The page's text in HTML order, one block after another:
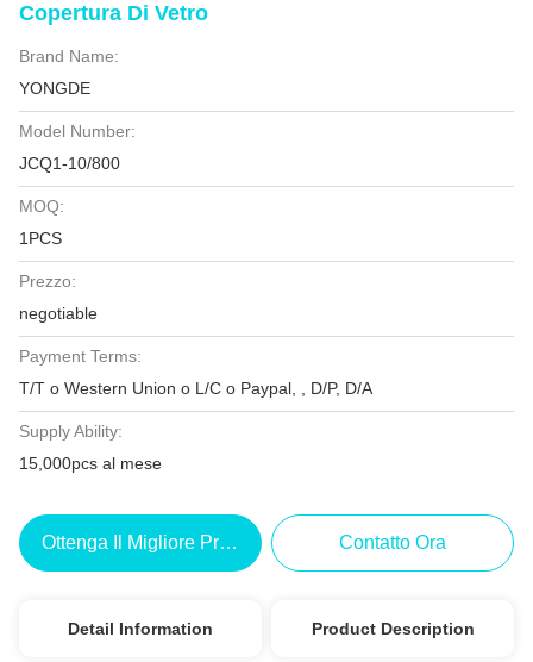
Copertura Di Vetro
Brand Name:
YONGDE
Model Number:
JCQ1-10/800
MOQ:
1PCS
Prezzo:
negotiable
Payment Terms:
T/T o Western Union o L/C o Paypal, , D/P, D/A
Supply Ability:
15,000pcs al mese
Ottenga Il Migliore Prezzo Contatto Ora
Detail Information Product Description